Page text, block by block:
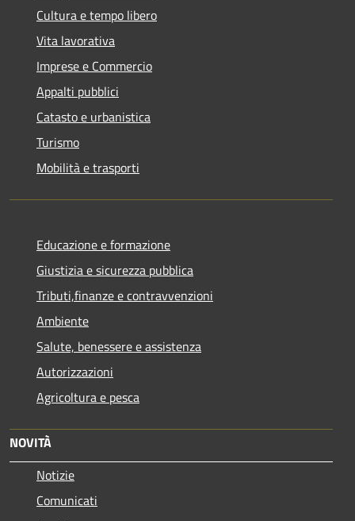
Cultura e tempo libero
Vita lavorativa
Imprese e Commercio
Appalti pubblici
Catasto e urbanistica
Turismo
Mobilità e trasporti
Educazione e formazione
Giustizia e sicurezza pubblica
Tributi,finanze e contravvenzioni
Ambiente
Salute, benessere e assistenza
Autorizzazioni
Agricoltura e pesca
NOVITÀ
Notizie
Comunicati